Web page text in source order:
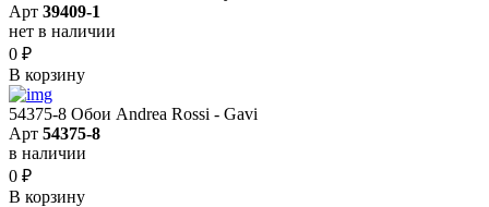
Арт 39409-1
нет в наличии
0 ₽
В корзину
54375-8 Обои Andrea Rossi - Gavi
Арт 54375-8
в наличии
0 ₽
В корзину